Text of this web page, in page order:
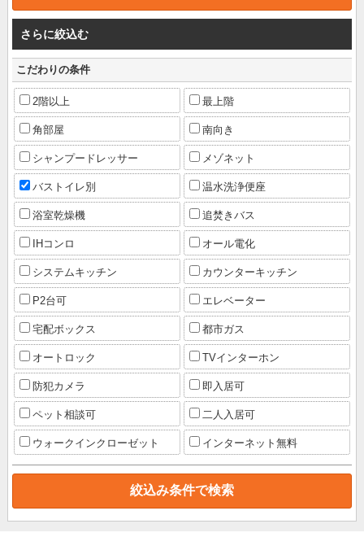
さらに絞込む
こだわりの条件
2階以上 最上階
角部屋 南向き
シャンプードレッサー メゾネット
バストイレ別 温水洗浄便座
浴室乾燥機 追焚きバス
IHコンロ オール電化
システムキッチン カウンターキッチン
P2台可 エレベーター
宅配ボックス 都市ガス
オートロック TVインターホン
防犯カメラ 即入居可
ペット相談可 二人入居可
ウォークインクローゼット インターネット無料